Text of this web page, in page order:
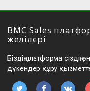
BMC Sales
желілері
Біздің платформа сіздің
дүкендер құру